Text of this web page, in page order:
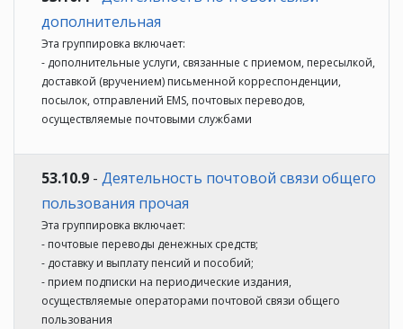
дополнительная
Эта группировка включает:
- дополнительные услуги, связанные с приемом, пересылкой,
доставкой (вручением) письменной корреспонденции,
посылок, отправлений EMS, почтовых переводов,
осуществляемые почтовыми службами
53.10.9 - Деятельность почтовой связи общего
пользования прочая
Эта группировка включает:
- почтовые переводы денежных средств;
- доставку и выплату пенсий и пособий;
- прием подписки на периодические издания,
осуществляемые операторами почтовой связи общего
пользования